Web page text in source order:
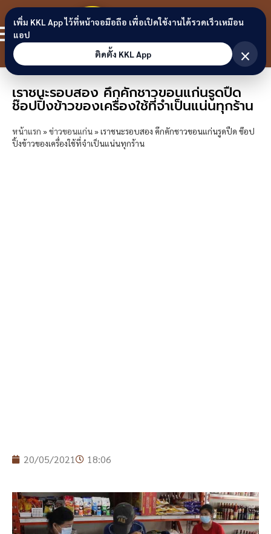
Skip to content
ขอนแก่น
ลิงก์
เราชนะรอบสอง คึกคักชาวขอนแก่นรูดปืด
ช๊อปปิ้งข้าวของเครื่องใช้ที่จำเป็นแน่นทุกร้าน
หน้าแรก »ข่าวขอนแก่น»เราชนะรอบสอง คึกคักชาวขอนแก่นรูดปืด ช๊อป
ปิ้งข้าวของเครื่องใช้ที่จำเป็นแน่นทุกร้าน
20/05/2021 18:06
เพิ่ม KKL App ไว้ที่หน้าจอมือถือ เพื่อเปิดใช้งานได้รวดเร็วเหมือน
แอป
ติดตั้ง KKL App
×